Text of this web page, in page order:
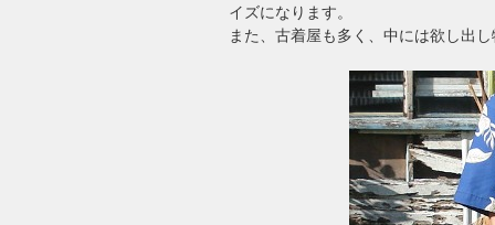
イズになります。
また、古着屋も多く、中には欲し出